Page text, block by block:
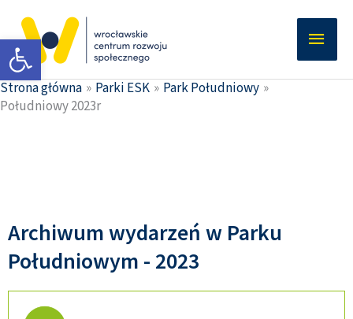
Otwórz pasek narzędzi
treści
Strona główna Parki ESK
Park Południowy
Południowy 2023r
Archiwum wydarzeń w Parku
Południowym - 2023